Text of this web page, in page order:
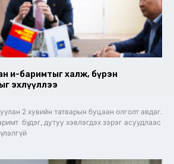
и-баримтыг халж, бүрэн
эхлүүллээ
2 хувийн татварын буцаан олголт авдаг.
бүдэг, дутуу хэвлэгдэх зэрэг асуудлаас